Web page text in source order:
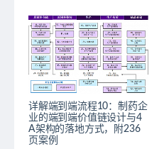
详解端到端流程10：制药企
业的端到端价值链设计与4
A架构的落地方式，附236
页案例